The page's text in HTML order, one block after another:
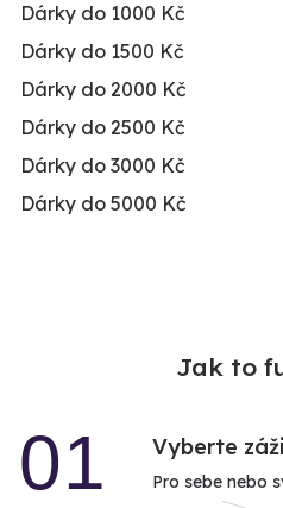
Dárky do 1000 Kč
Dárky do 1500 Kč
Dárky do 2000 Kč
Dárky do 2500 Kč
Dárky do 3000 Kč
Dárky do 5000 Kč
Jak to
01 Vyberte
Pro sebe nebo